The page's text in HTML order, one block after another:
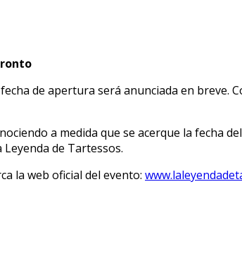
fecha de apertura será anunciada en breve.
a medida que se acerque la fecha
de Tartessos.
la web oficial del evento: